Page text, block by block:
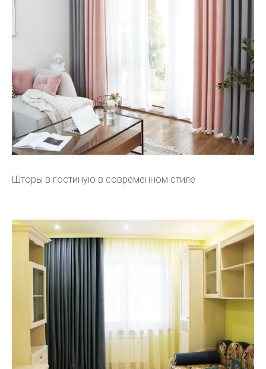
Шторы в гостиную в современном стиле